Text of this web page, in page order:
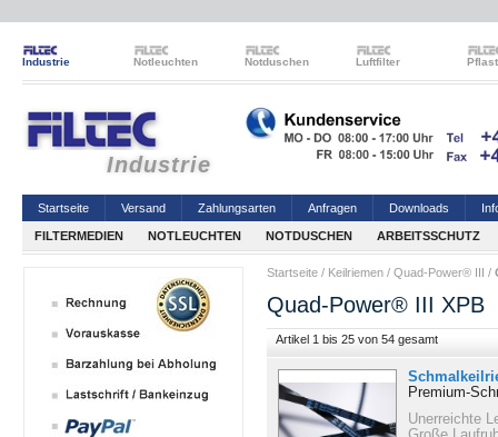
Industrie Notleuchten Notduschen Luftfilter
Industrie
Startseite Versand Zahlungsarten Anfragen Downloads
FILTERMEDIEN NOTLEUCHTEN NOTDUSCHEN ARBEITSSCHUTZ
Startseite / Keilriemen / Quad-Power® III /
Quad-Power® III XPB
Artikel 1 bis 25 von 54 gesamt
Premium-
Unerreichte